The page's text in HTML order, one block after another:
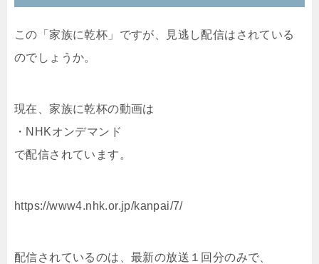
この「家族に乾杯」ですが、見逃し配信はされている
のでしょうか。
現在、家族に乾杯の動画は
・ NHKオンデマンド
で配信されています。
https://www4.nhk.or.jp/kanpai/7/
配信されているのは、最新の放送１回分のみで、